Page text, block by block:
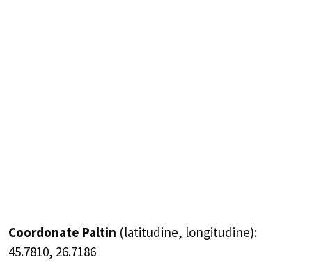
Coordonate Paltin (latitudine, longitudine):
45.7810, 26.7186